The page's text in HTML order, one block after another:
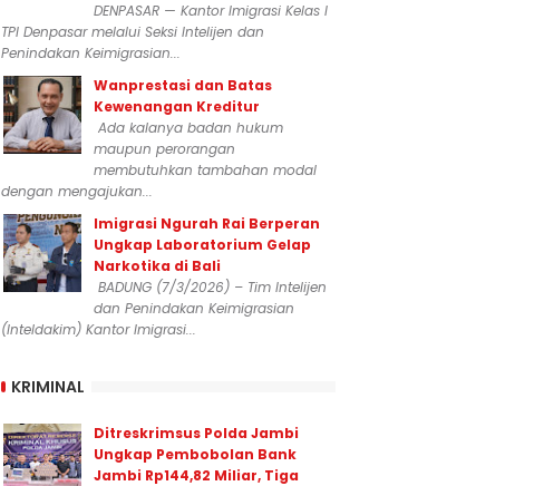
DENPASAR — Kantor Imigrasi Kelas I
TPI Denpasar melalui Seksi Intelijen dan
Penindakan Keimigrasian...
Wanprestasi dan Batas
Kewenangan Kreditur
Ada kalanya badan hukum
maupun perorangan
membutuhkan tambahan modal
dengan mengajukan...
Imigrasi Ngurah Rai Berperan
Ungkap Laboratorium Gelap
Narkotika di Bali
BADUNG (7/3/2026) – Tim Intelijen
dan Penindakan Keimigrasian
(Inteldakim) Kantor Imigrasi...
KRIMINAL
Ditreskrimsus Polda Jambi
Ungkap Pembobolan Bank
Jambi Rp144,82 Miliar, Tiga